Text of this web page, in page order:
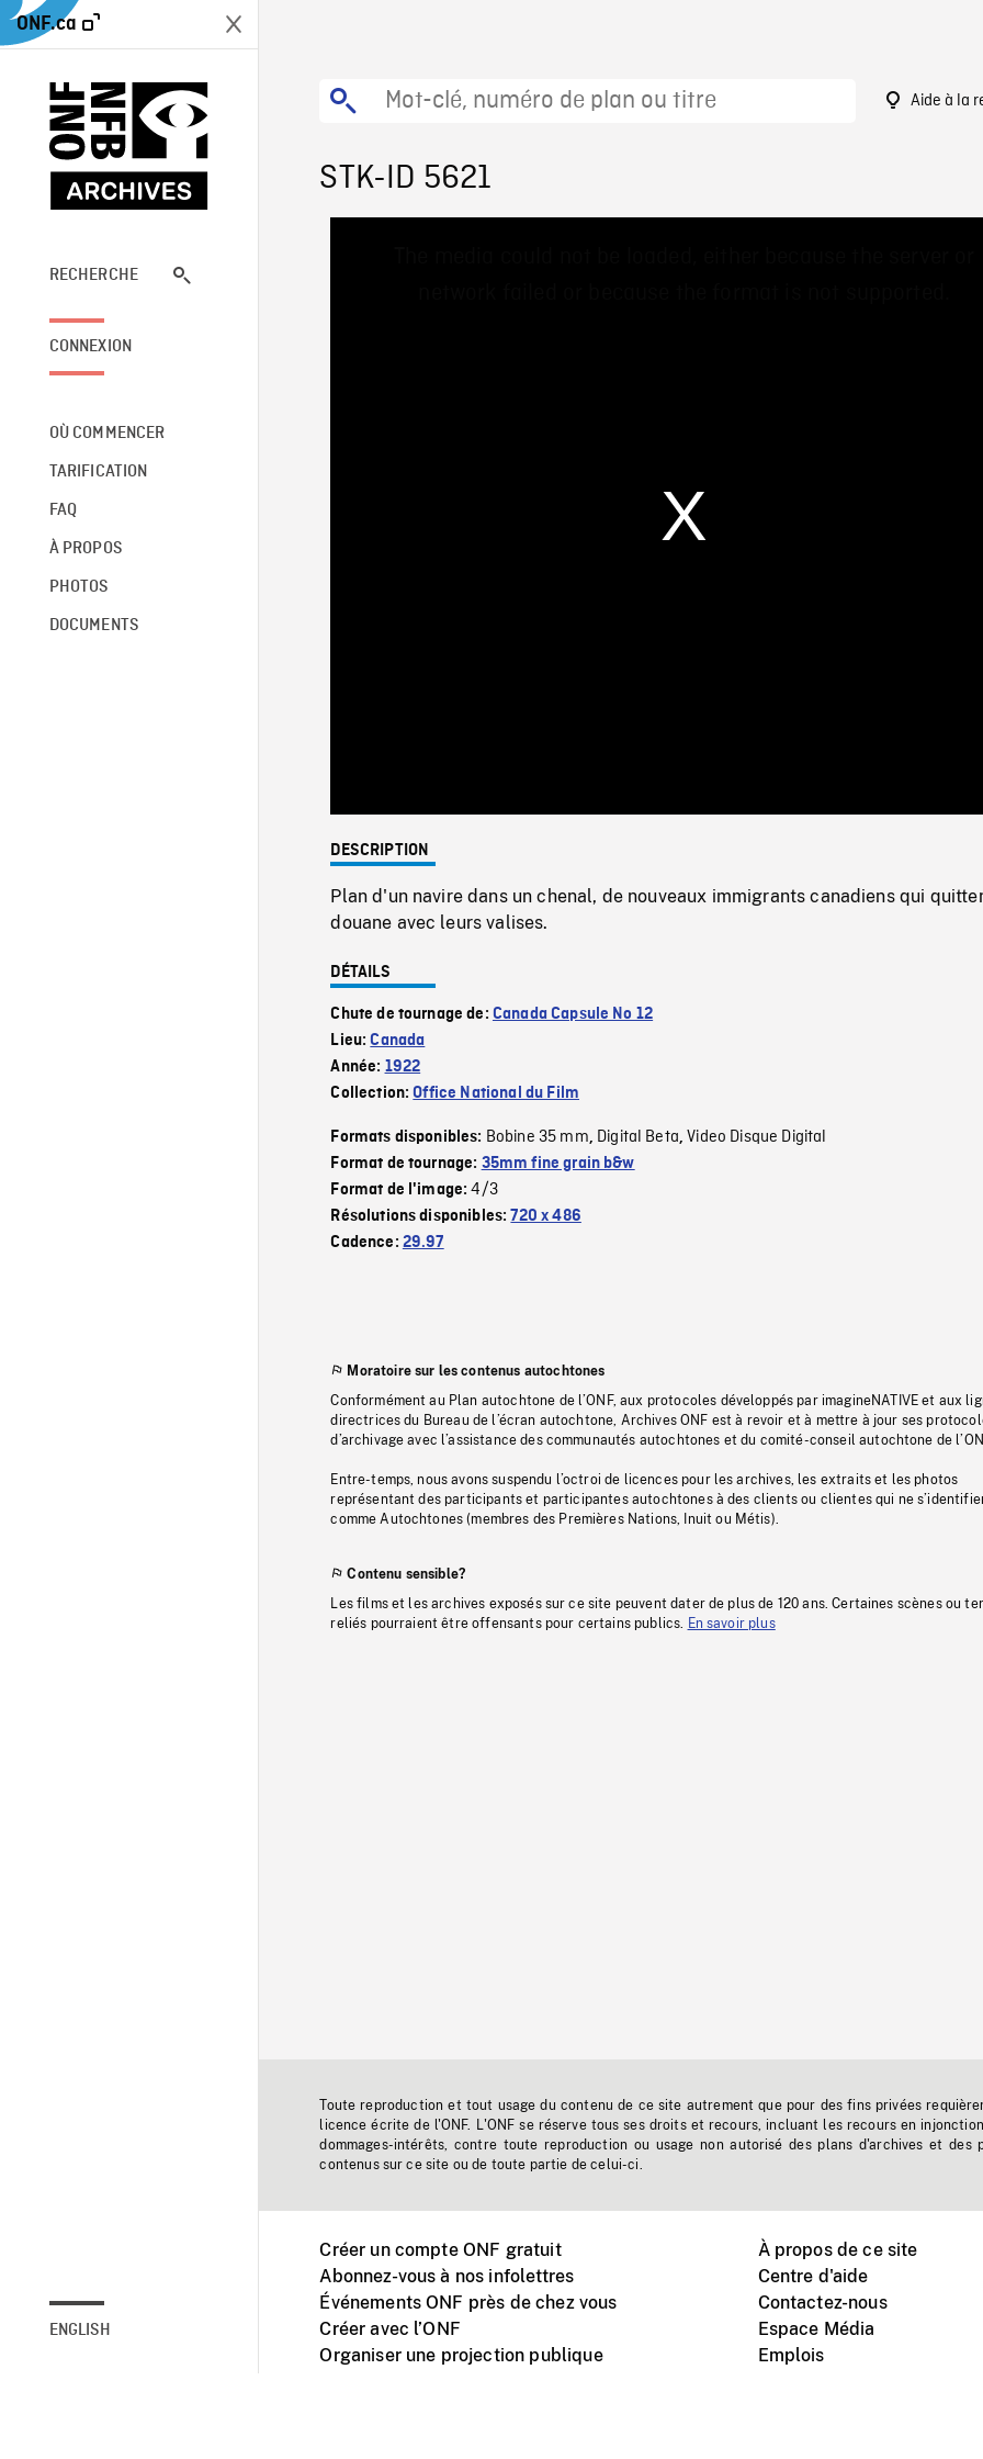
ONF.ca
RECHERCHE
CONNEXION
OÙ COMMENCER
TARIFICATION
FAQ
À PROPOS
PHOTOS
DOCUMENTS
ENGLISH
Aide à la
STK-ID 5621
0%
DESCRIPTION
Plan d'un navire dans un chenal, de nouveaux immigrants canadiens qui
douane avec leurs valises.
DÉTAILS
Chute de tournage de: Canada Capsule No 12
Lieu:Canada
Année: 1922
Collection:Office National du Film
Formats disponibles: Bobine 35 mm, Digital Beta,Video Disque Digital
Format de tournage: 35mm fine grain b&w
Format de l'image:4/3
Résolutions disponibles:720 x 486
Cadence: 29.97
Moratoire sur les contenus autochtones
Conformément au Plan autochtone de l’ONF, aux protocoles développés par imagineNATIVE et aux
directrices du Bureau de l’écran autochtone, Archives ONF est à revoir et à mettre à jour ses
d’archivage avec l’assistance des communautés autochtones et du comité-conseil autochtone de
Entre-temps, nous avons suspendu l’octroi de licences pour les archives, les extraits et les photos
représentant des participants et participantes autochtones à des clients ou clientes qui ne
comme Autochtones (membres des Premières Nations, Inuit ou Métis).
Contenu sensible?
Les films et les archives exposés sur ce site peuvent dater de plus de 120 ans. Certaines scènes ou
reliés pourraient être offensants pour certains publics.
En savoir plus
Toute reproduction et tout usage du contenu de ce site autrement que pour des fins privées
licence écrite de l'ONF. L'ONF se réserve tous ses droits et recours, incluant les recours en
dommages-intérêts, contre toute reproduction ou usage non autorisé des plans d'archives et des
contenus sur ce site ou de toute partie de celui-ci.
Créer un compte ONF gratuit
Abonnez-vous à nos infolettres
Événements ONF près de chez vous
Créer avec l’ONF
Organiser une projection publique
À propos de ce site
Centre d'aide
Contactez-nous
Espace Média
Emplois